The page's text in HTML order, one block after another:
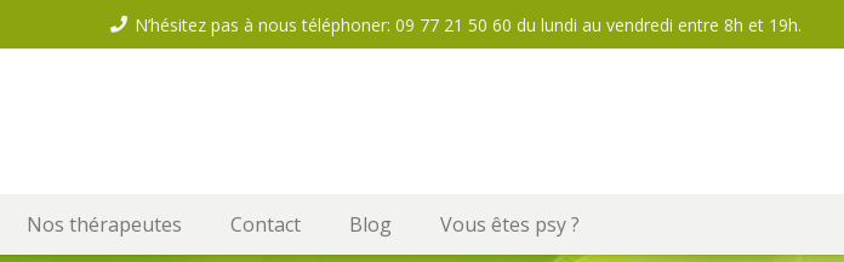
N’hésitez pas à nous téléphoner: 09 77 21 50 60 du lundi au vendredi entre 8h et 19h.
Nos thérapeutes Contact Blog Vous êtes psy ?